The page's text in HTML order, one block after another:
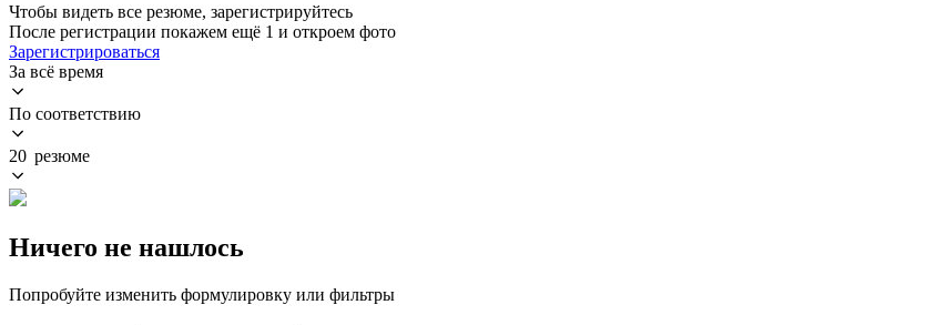
Чтобы видеть все резюме, зарегистрируйтесь
После регистрации покажем ещё 1 и откроем фото
Зарегистрироваться
За всё время
По соответствию
20 резюме
Ничего не нашлось
Попробуйте изменить формулировку или фильтры